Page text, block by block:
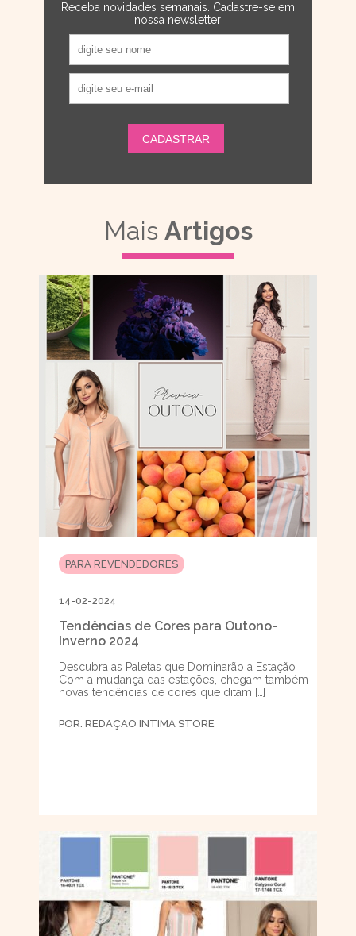
Receba novidades semanais. Cadastre-se em
nossa newsletter
Mais Artigos
PARA REVENDEDORES
14-02-2024
Tendências de Cores para Outono-
Inverno 2024
Descubra as Paletas que Dominarão a Estação
Com a mudança das estações, chegam também
novas tendências de cores que ditam […]
POR: REDAÇÃO INTIMA STORE